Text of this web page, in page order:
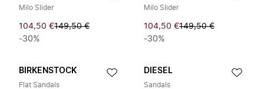
Milo Slider
104,50 €149,50 €
-30%
Milo Slider
104,50 €149,50 €
-30%
BIRKENSTOCK
Flat Sandals
DIESEL
Sandals